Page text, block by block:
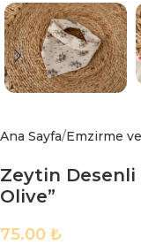
Ana Sayfa Emzirme
Zeytin
Olive”
75.00 ₺